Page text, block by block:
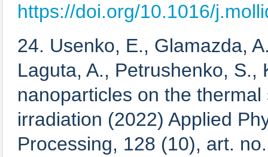
https://doi.org/10.1016/
24. Usenko, E., Glamazda,
Laguta, A., Petrushenko, S.,
nanoparticles on the
irradiation (2022) Applied
Processing, 128 (10), art.